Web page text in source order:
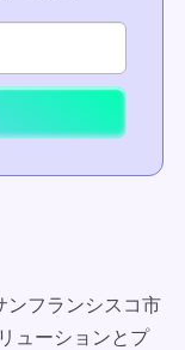
ンフランシスコ市
ューションとプ